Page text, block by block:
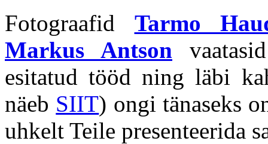
Fotograafid Tarmo
Markus Antson
esitatud tööd ning läbi
näeb SIIT) ongi tänaseks
uhkelt Teile presenteerida